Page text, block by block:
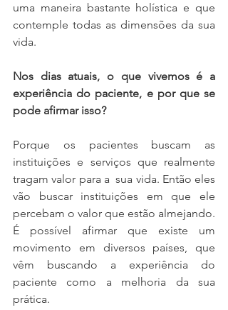
uma maneira bastante holística e que
contemple todas as dimensões da sua
vida.
Nos dias atuais, o que vivemos é a
experiência do paciente, e por que se
pode afirmar isso?
Porque os pacientes buscam as
instituições e serviços que realmente
tragam valor para a  sua vida. Então eles
vão buscar instituições em que ele
percebam o valor que estão almejando.
É possível afirmar que existe um
movimento em diversos países, que
vêm buscando a experiência do
paciente como a melhoria da sua
prática.